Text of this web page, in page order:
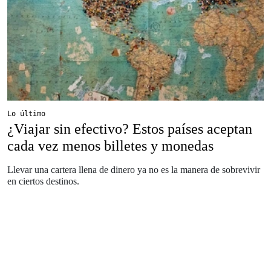
Lo último
¿Viajar sin efectivo? Estos países aceptan
cada vez menos billetes y monedas
Llevar una cartera llena de dinero ya no es la manera de sobrevivir
en ciertos destinos.